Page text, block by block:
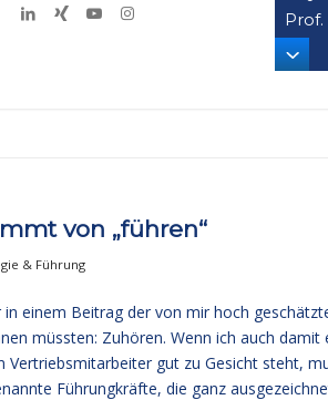
von „führen“
& Führung
einem Beitrag der von mir hoch
müssten: Zuhören. Wenn ich auch
Vertriebsmitarbeiter gut zu Gesicht steht,
Führungkräfte, die ganz